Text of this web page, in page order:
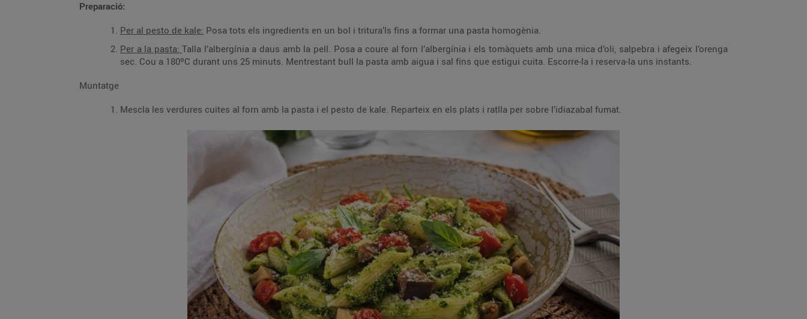
Preparació:
Per al pesto de kale: Posa tots els ingredients en un bol i tritura’ls fins a formar una pasta homogènia.
Per a la pasta: Talla l’albergínia a daus amb la pell. Posa a coure al forn l’albergínia i els tomàquets amb una mica d’oli, salpebra i afegeix l’orenga
sec. Cou a 180ºC durant uns 25 minuts. Mentrestant bull la pasta amb aigua i sal fins que estigui cuita. Escorre-la i reserva-la uns instants.
Muntatge
Mescla les verdures cuites al forn amb la pasta i el pesto de kale. Reparteix en els plats i ratlla per sobre l’idiazabal fumat.